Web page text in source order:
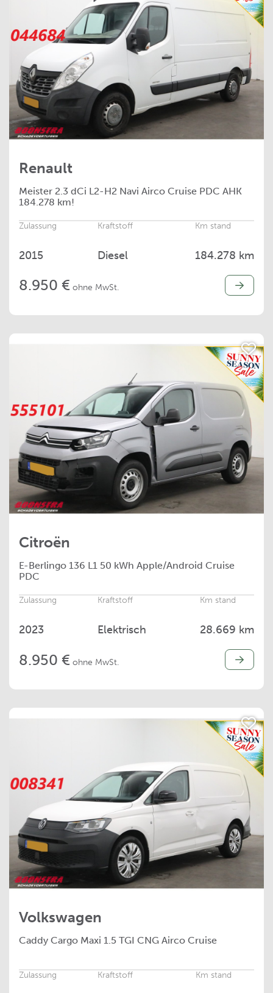
Renault
Meister 2.3 dCi L2-H2 Navi Airco Cruise PDC AHK
184.278 km!
Zulassung
2015
Kraftstoff
Diesel
Km stand
184.278 km
8.950 € ohne MwSt.
Citroën
E-Berlingo 136 L1 50 kWh Apple/Android Cruise
PDC
Zulassung
2023
Kraftstoff
Elektrisch
Km stand
28.669 km
8.950 € ohne MwSt.
Volkswagen
Caddy Cargo Maxi 1.5 TGI CNG Airco Cruise
Zulassung Kraftstoff Km stand